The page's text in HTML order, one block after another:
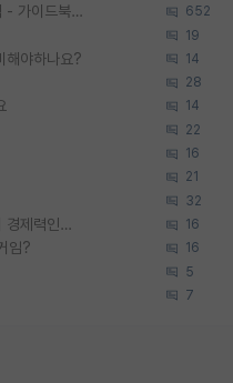
[무료] 2026 미국 대학원 유학 스타터팩 - 가이드북 & 합격자 컨택메일 템플릿 652
19
해야하나요? 14
28
14
22
16
21
32
박사진학하기에 2억은 괜찮은 (?) 정도의 경제력인가요 16
임? 16
5
7